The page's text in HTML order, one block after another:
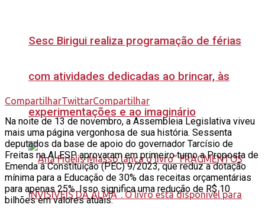
Sesc Birigui realiza programação de férias
com atividades dedicadas ao brincar, às
experimentações e ao imaginário
CompartilharTwittarCompartilhar
Na noite de 13 de novembro, a Assembleia Legislativa viveu
mais uma página vergonhosa de sua história. Sessenta
deputados da base de apoio do governador Tarcísio de
Freitas na ALESP aprovaram em primeiro turno a Proposta de
Emenda à Constituição (PEC) 9/2023, que reduz a dotação
mínima para a Educação de 30% das receitas orçamentárias
para apenas 25%. Isso significa uma redução de R$ 10
bilhões em valores atuais.